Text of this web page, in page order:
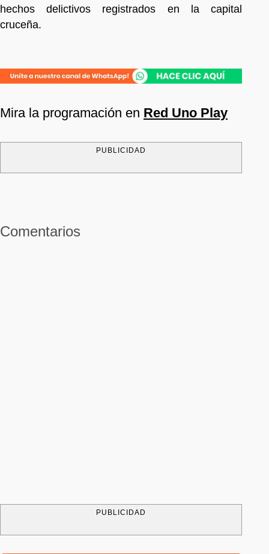
hechos delictivos registrados en la capital
cruceña.
Mira la programación en Red Uno Play
PUBLICIDAD
Comentarios
PUBLICIDAD